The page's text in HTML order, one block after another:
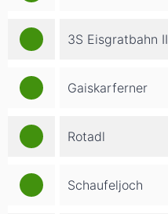
3S Eisgratbahn II
Gaiskarferner
Rotadl
Schaufeljoch